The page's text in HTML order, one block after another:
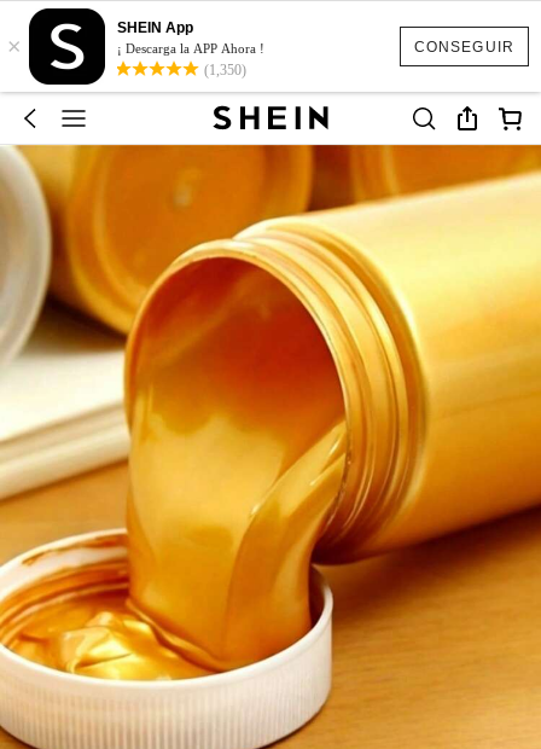
CONSEGUIR
×
SHEIN App
¡ Descarga la APP Ahora !
(1,350)